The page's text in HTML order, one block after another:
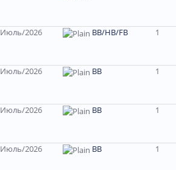
Июль/2026 BB/HB/FB 1
Июль/2026 ВВ 1
Июль/2026 BB 1
Июль/2026 BB 1